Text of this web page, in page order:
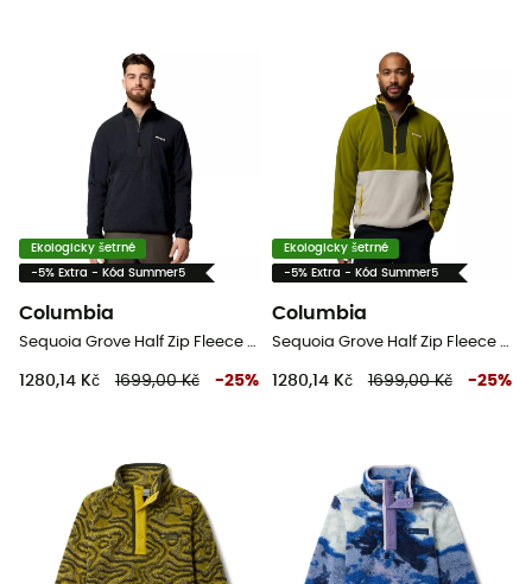
Ekologicky šetrné
-5% Extra - Kód Summer5
Columbia
Sequoia Grove Half Zip Fleece - Pánská fleesová mikina
1280,14 Kč 1699,00 Kč -25%
Ekologicky šetrné
-5% Extra - Kód Summer5
Columbia
Sequoia Grove Half Zip Fleece - Pánská fleesová mikina
1280,14 Kč 1699,00 Kč -25%